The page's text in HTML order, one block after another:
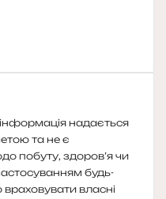
надається
та не є
побуту, здоров’я чи
будь-
власні